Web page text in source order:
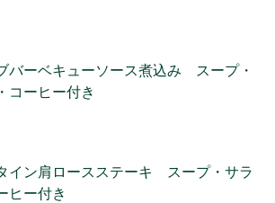
バーベキューソース煮込み スープ・
コーヒー付き
イン肩ロースステーキ スープ・サラ
ヒー付き